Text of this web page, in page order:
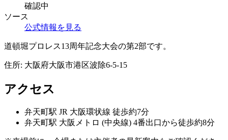
確認中
ソース
公式情報を見る
道頓堀プロレス13周年記念大会の第2部です。
住所: 大阪府大阪市港区波除6-5-15
アクセス
弁天町駅 JR 大阪環状線 徒歩約7分
弁天町駅 大阪メトロ (中央線) 4番出口から徒歩約8分